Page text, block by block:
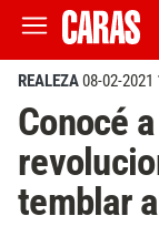
REALEZA08-02-2021
Conocé
temblar